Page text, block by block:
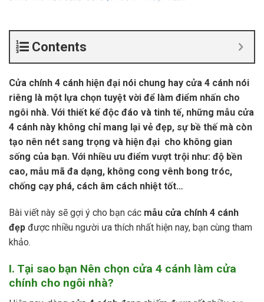
Contents
Cửa chính 4 cánh hiện đại nói chung hay cửa 4 cánh nói
riêng là một lựa chọn tuyệt vời để làm điểm nhấn cho
ngôi nhà. Với thiết kế độc đáo và tinh tế, những mẫu cửa
4 cánh này không chỉ mang lại vẻ đẹp, sự bề thế mà còn
tạo nên nét sang trọng và hiện đại cho không gian
sống của bạn. Với nhiều ưu điểm vượt trội như: độ bền
cao, mẫu mã đa dạng, không cong vênh bong tróc,
chống cạy phá, cách âm cách nhiệt tốt…
Bài viết này sẽ gợi ý cho bạn các mẫu cửa chính 4 cánh
đẹp được nhiều người ưa thích nhất hiện nay, bạn cùng tham
khảo.
I. Tại sao bạn Nên chọn cửa 4 cánh làm cửa
chính cho ngôi nhà?